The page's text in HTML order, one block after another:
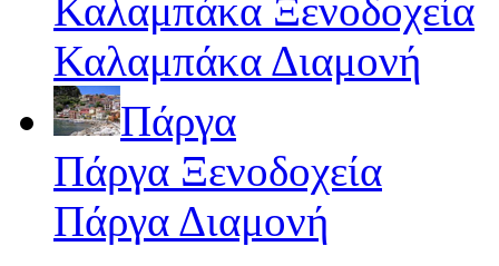
Καλαμπάκα Ξενοδοχεία
Καλαμπάκα Διαμονή
Πάργα
Πάργα Ξενοδοχεία
Πάργα Διαμονή